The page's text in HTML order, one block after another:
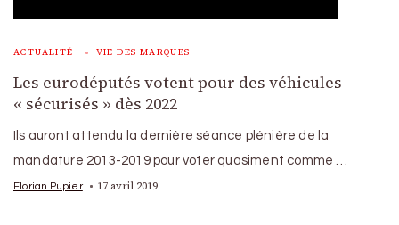
ACTUALITÉ VIE DES MARQUES
Les eurodéputés votent pour des véhicules
« sécurisés » dès 2022
Ils auront attendu la dernière séance plénière de la
mandature 2013-2019 pour voter quasiment comme …
Florian Pupier 17 avril 2019